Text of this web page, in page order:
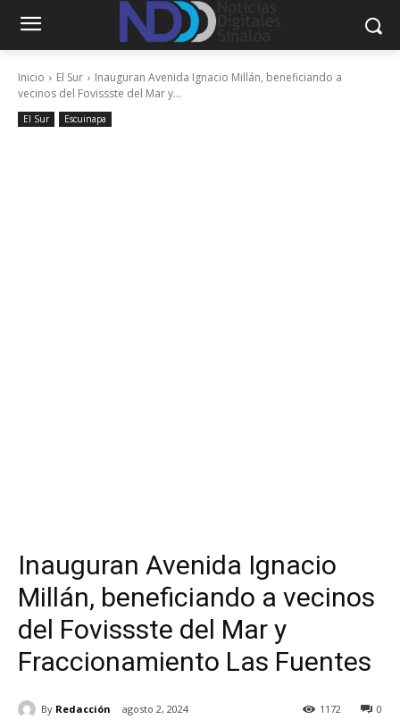
Inicio El Sur
Inauguran Avenida Ignacio Millán, beneficiando a
vecinos del Fovissste del Mar y...
El Sur Escuinapa
Inauguran Avenida Ignacio
Millán, beneficiando a vecinos
del Fovissste del Mar y
Fraccionamiento Las Fuentes
By Redacción agosto 2, 2024 0
1172